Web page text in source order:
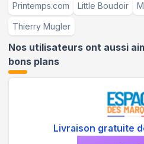
Printemps.com Little Boudoir
Thierry Mugler
Nos utilisateurs ont aussi
bons plans
Livraison gratuite